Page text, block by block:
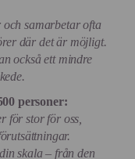
samarbetar ofta
där det är möjligt.
också ett mindre
personer:
för stor för oss,
skala – från den